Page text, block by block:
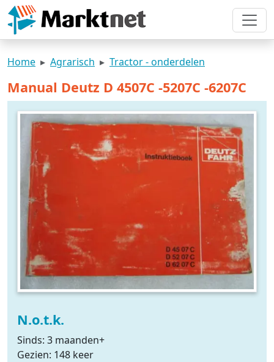
Home Agrarisch Tractor - onderdelen
Manual Deutz D 4507C -5207C -6207C
N.o.t.k.
Sinds: 3 maanden+
Gezien: 148 keer